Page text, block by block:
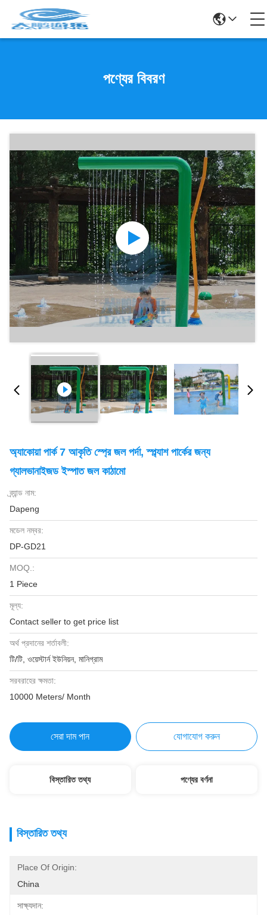
পণ্যের বিবরণ
অ্যাকোয়া পার্ক 7 আকৃতি স্প্রে জল পর্দা, স্প্ল্যাশ পার্কের জন্য
গ্যালভানাইজড ইস্পাত জল কাঠামো
ব্র্যান্ড নাম:
Dapeng
মডেল নম্বর:
DP-GD21
MOQ.:
1 Piece
মূল্য:
Contact seller to get price list
অর্থ প্রদানের শর্তাবলী:
টি/টি, ওয়েস্টার্ন ইউনিয়ন, মানিগ্রাম
সরবরাহের ক্ষমতা:
10000 Meters/ Month
সেরা দাম পান যোগাযোগ করুন
বিস্তারিত তথ্য পণ্যের বর্ণনা
বিস্তারিত তথ্য
Place Of Origin:
China
সাক্ষ্যদান: